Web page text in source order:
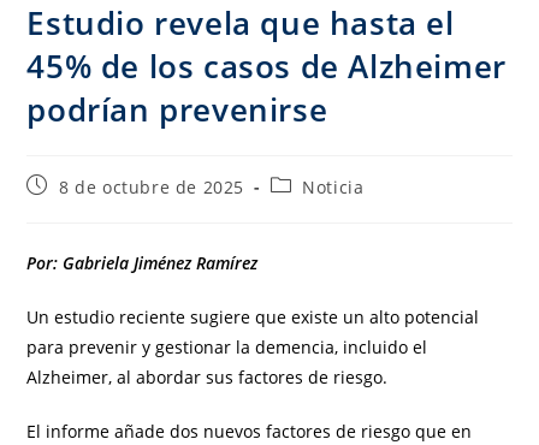
Estudio revela que hasta el
45% de los casos de Alzheimer
podrían prevenirse
8 de octubre de 2025 Noticia
Por: Gabriela Jiménez Ramírez
Un estudio reciente sugiere que existe un alto potencial
para prevenir y gestionar la demencia, incluido el
Alzheimer, al abordar sus factores de riesgo.
El informe añade dos nuevos factores de riesgo que en